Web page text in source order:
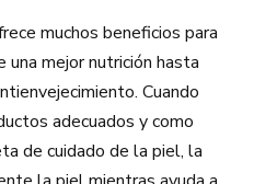
muchos beneficios para
mejor nutrición hasta
Cuando
adecuados y como
de cuidado de la piel, la